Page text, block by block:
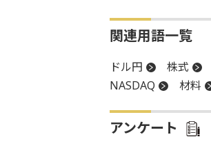
関連用語一覧
ドル円 株式
NASDAQ
材料
アンケート